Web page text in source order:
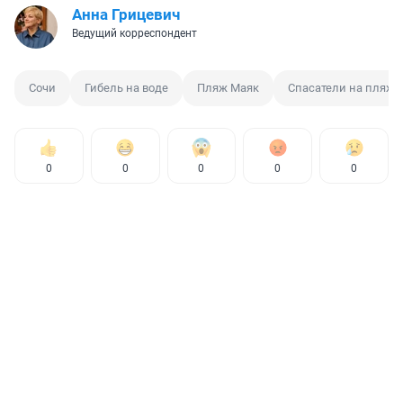
Анна Грицевич
Ведущий корреспондент
Сочи Гибель на воде Пляж Маяк Спасатели на пляже
0 0 0 0 0